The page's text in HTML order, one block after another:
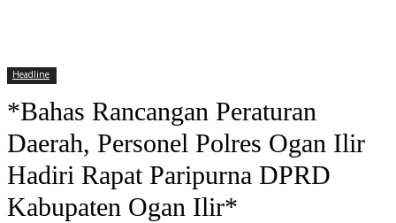
Headline
*Bahas Rancangan Peraturan
Daerah, Personel Polres Ogan Ilir
Hadiri Rapat Paripurna DPRD
Kabupaten Ogan Ilir*